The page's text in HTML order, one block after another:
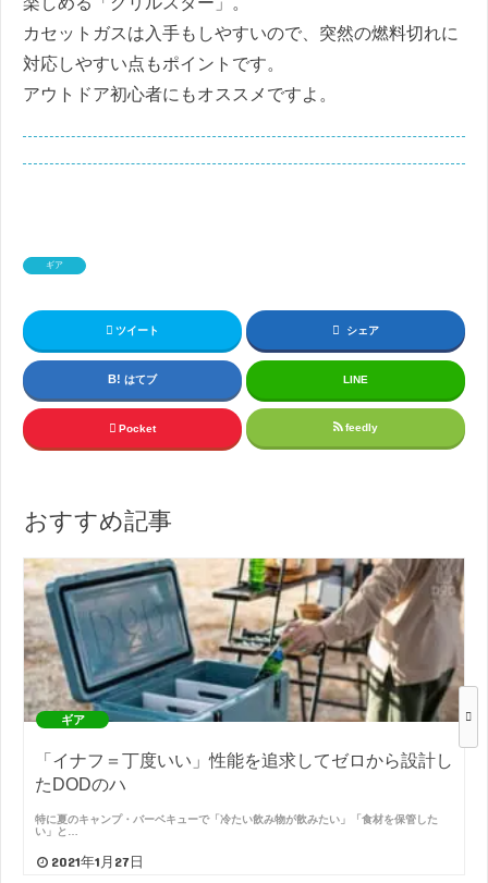
カセットガスは入手もしやすいので、突然の燃料切れに
対応しやすい点もポイントです。
アウトドア初心者にもオススメですよ。
ギア
ツイート シェア
はてブ LINE
Pocket feedly
おすすめ記事
ギア
「イナフ＝丁度いい」性能を追求してゼロから設計し
たDODのハ
特に夏のキャンプ・バーベキューで「冷たい飲み物が飲みたい」「食材を保管した
い」と…
2021年1月27日